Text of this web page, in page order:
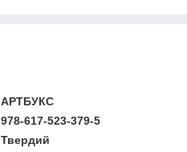
АРТБУКС
978-617-523-379-5
Твердий